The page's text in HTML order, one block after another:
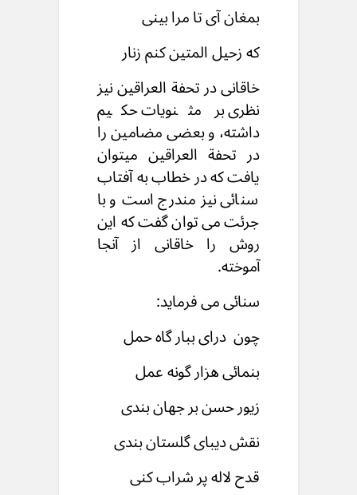
بمغان آی تا مرا بینی
که زحیل المتین کنم زنار
خاقانی در تحفة العراقین نیز
نظری بر مثنویات حکیم
داشته، و بعضی مضامین را
در تحفة العراقین میتوان
یافت که در خطاب به آفتاب
سنائی نیز مندرج است و با
جرئت می توان گفت که این
روش را خاقانی از آنجا
آموخته.
سنائی می فرماید:
چون درای ببار گاه حمل
بنمائی هزار گونه عمل
زیور حسن بر جهان بندی
نقش دیبای گلستان بندی
قدح لاله پر شراب کنی